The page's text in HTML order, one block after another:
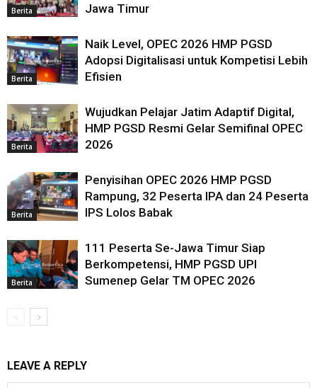
Berita
Jawa Timur
Berita
Naik Level, OPEC 2026 HMP PGSD
Adopsi Digitalisasi untuk Kompetisi Lebih
Efisien
Berita
Wujudkan Pelajar Jatim Adaptif Digital,
HMP PGSD Resmi Gelar Semifinal OPEC
2026
Berita
Penyisihan OPEC 2026 HMP PGSD
Rampung, 32 Peserta IPA dan 24 Peserta
IPS Lolos Babak
Berita
111 Peserta Se-Jawa Timur Siap
Berkompetensi, HMP PGSD UPI
Sumenep Gelar TM OPEC 2026
LEAVE A REPLY